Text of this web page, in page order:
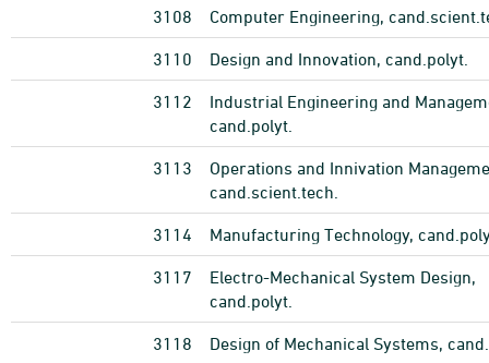
3108 Computer Engineering,
3110 Design and Innovation, cand.polyt.
3112
Industrial Engineering and
cand.polyt.
3113
Operations and Innivation
cand.scient.tech.
3114 Manufacturing Technology,
3117
Electro-Mechanical System Design,
cand.polyt.
3118 Design of Mechanical Systems,